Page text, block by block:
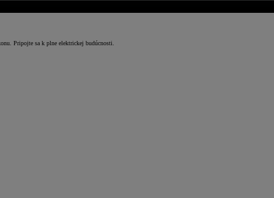
Pripojte sa k plne elektrickej budúcnosti.